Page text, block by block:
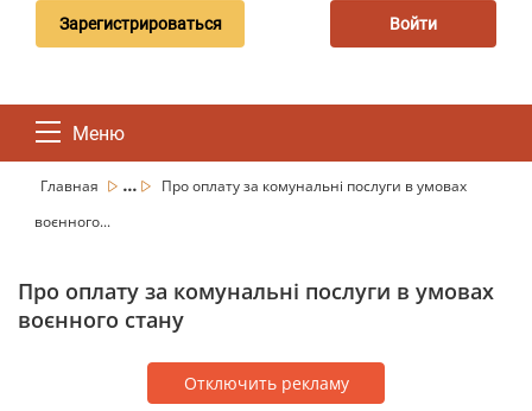
Зарегистрироваться Войти
Меню
Главная ...
Про оплату за комунальні послуги в умовах
воєнного...
Про оплату за комунальні послуги в умовах
воєнного стану
Отключить рекламу